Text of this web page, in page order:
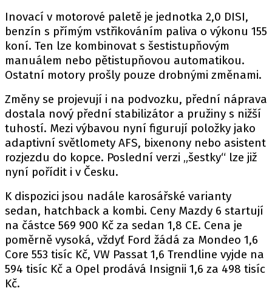
PIT LANE
ČEŠI V AKCI
FIA CEZ & POHÁRY
MEZINÁRODNÍ SCÉNA
SLEDUJTE NÁS NA|
Máte příběh, fotku nebo video?
Pošlete e-mail na autoroad.cz
ETICKÝ KODEX
KONTAKT
VYDAVATEL
INZERCE
Inovací v motorové paletě je jednotka 2,0 DISI,
benzín s přímým vstřikováním paliva o výkonu 155
koní. Ten lze kombinovat s šestistupňovým
manuálem nebo pětistupňovou automatikou.
Ostatní motory prošly pouze drobnými změnami.
Změny se projevují i na podvozku, přední náprava
dostala nový přední stabilizátor a pružiny s nižší
tuhostí. Mezi výbavou nyní figurují položky jako
adaptivní světlomety AFS, bixenony nebo asistent
rozjezdu do kopce. Poslední verzi „šestky“ lze již
nyní pořídit i v Česku.
K dispozici jsou nadále karosářské varianty
sedan, hatchback a kombi. Ceny Mazdy 6 startují
na částce 569 900 Kč za sedan 1,8 CE. Cena je
poměrně vysoká, vždyť Ford žádá za Mondeo 1,6
Core 553 tisíc Kč, VW Passat 1,6 Trendline vyjde na
594 tisíc Kč a Opel prodává Insignii 1,6 za 498 tisíc
Kč.